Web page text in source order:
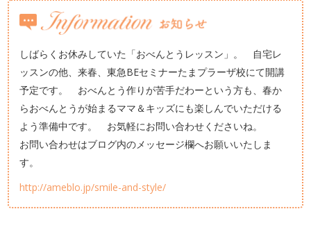
しばらくお休みしていた「おべんとうレッスン」。 自宅レ
ッスンの他、来春、東急BEセミナーたまプラーザ校にて開講
予定です。 おべんとう作りが苦手だわーという方も、春か
らおべんとうが始まるママ＆キッズにも楽しんでいただける
よう準備中です。 お気軽にお問い合わせくださいね。
お問い合わせはブログ内のメッセージ欄へお願いいたしま
す。
http://ameblo.jp/smile-and-style/